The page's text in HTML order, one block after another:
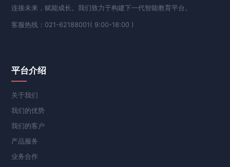
连接未来，赋能成长。我们致力于构建下一代智能教育平台。
客服热线：021-62188001( 9:00-18:00 )
平台介绍
关于我们
我们的优势
我们的客户
产品服务
业务合作